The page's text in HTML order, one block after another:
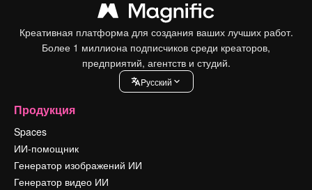
Креативная платформа для создания ваших лучших работ.
Более 1 миллиона подписчиков среди креаторов,
предприятий, агентств и студий.
Pусский
Продукция
Spaces
ИИ-помощник
Генератор изображений ИИ
Генератор видео ИИ